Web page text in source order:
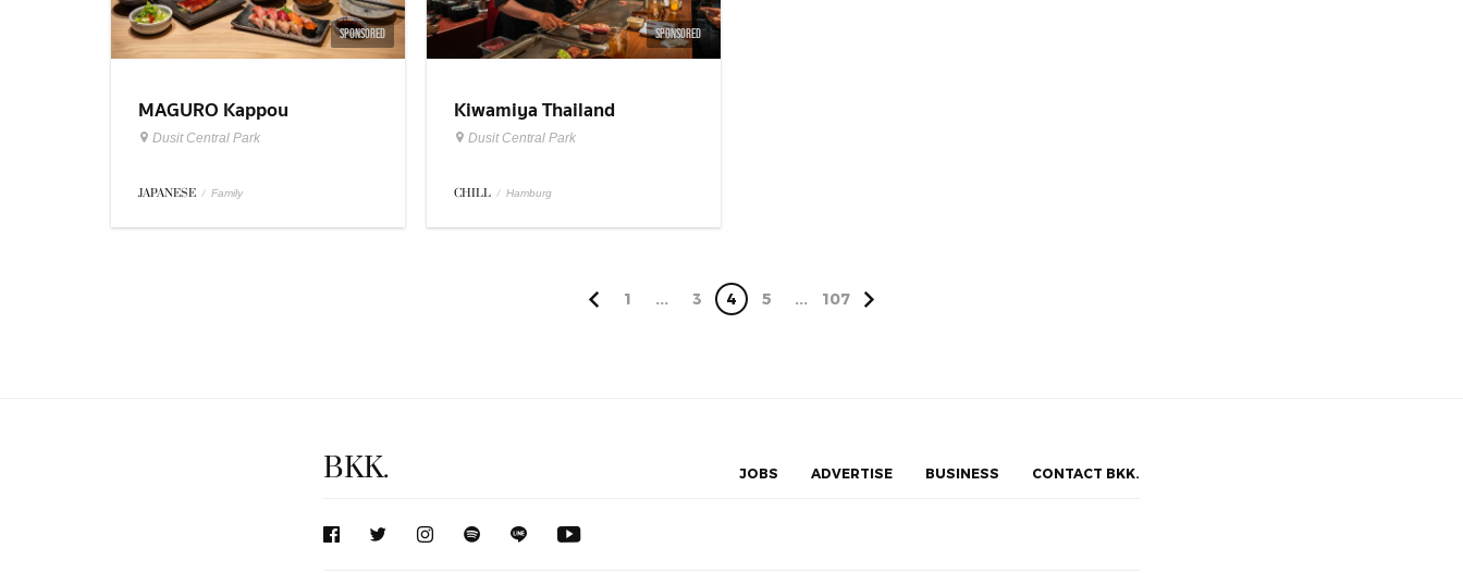
SPONSORED
MAGURO Kappou
Dusit Central Park
JAPANESE / Family
SPONSORED
Kiwamiya Thailand
Dusit Central Park
CHILL / Hamburg
1 ... 3 4 5 ... 107
BKK. JOBS ADVERTISE BUSINESS CONTACT BKK.